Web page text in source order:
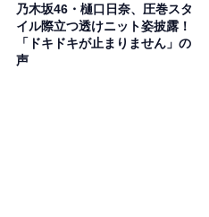
乃木坂46・樋口日奈、圧巻スタ
イル際立つ透けニット姿披露！
「ドキドキが止まりません」の
声